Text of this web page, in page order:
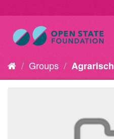
Groups Agrarisch